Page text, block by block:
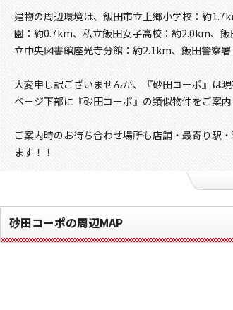
建物の周辺環境は、飯田市立上郷小学校：約
園：約0.7km、私立飯田女子高校：約2.0km、
立中央図書館座光寺分館：約2.1km、飯田警察
大変申し訳ございませんが、『砂田コーポ』は
ページ下部に『砂田コーポ』の類似物件をご案
ご案内時のお待ち合わせ場所も店舗・最寄り駅
ます！！
砂田コーポの周辺MAP